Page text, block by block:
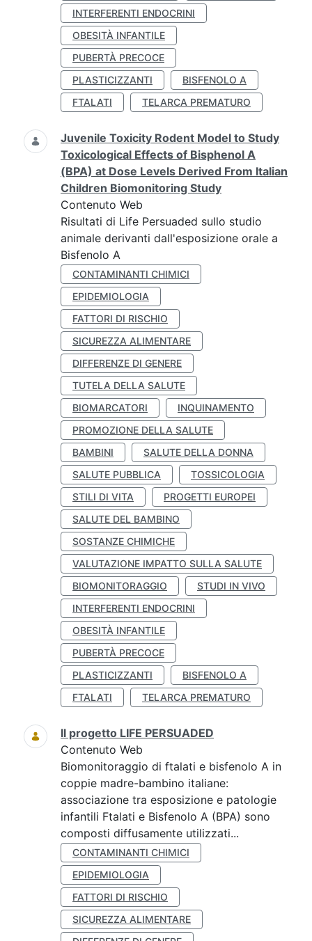
INTERFERENTI ENDOCRINI
OBESITÀ INFANTILE
PUBERTÀ PRECOCE
PLASTICIZZANTI
BISFENOLO A
FTALATI
TELARCA PREMATURO
Juvenile Toxicity Rodent Model to Study
Toxicological Effects of Bisphenol A
(BPA) at Dose Levels Derived From Italian
Children Biomonitoring Study
Contenuto Web
Risultati di Life Persuaded sullo studio
animale derivanti dall'esposizione orale a
Bisfenolo A
CONTAMINANTI CHIMICI
EPIDEMIOLOGIA
FATTORI DI RISCHIO
SICUREZZA ALIMENTARE
DIFFERENZE DI GENERE
TUTELA DELLA SALUTE
BIOMARCATORI
INQUINAMENTO
PROMOZIONE DELLA SALUTE
BAMBINI
SALUTE DELLA DONNA
SALUTE PUBBLICA
TOSSICOLOGIA
STILI DI VITA
PROGETTI EUROPEI
SALUTE DEL BAMBINO
SOSTANZE CHIMICHE
VALUTAZIONE IMPATTO SULLA SALUTE
BIOMONITORAGGIO
STUDI IN VIVO
INTERFERENTI ENDOCRINI
OBESITÀ INFANTILE
PUBERTÀ PRECOCE
PLASTICIZZANTI
BISFENOLO A
FTALATI
TELARCA PREMATURO
Il progetto LIFE PERSUADED
Contenuto Web
Biomonitoraggio di ftalati e bisfenolo A in
coppie madre-bambino italiane:
associazione tra esposizione e patologie
infantili Ftalati e Bisfenolo A (BPA) sono
composti diffusamente utilizzati...
CONTAMINANTI CHIMICI
EPIDEMIOLOGIA
FATTORI DI RISCHIO
SICUREZZA ALIMENTARE